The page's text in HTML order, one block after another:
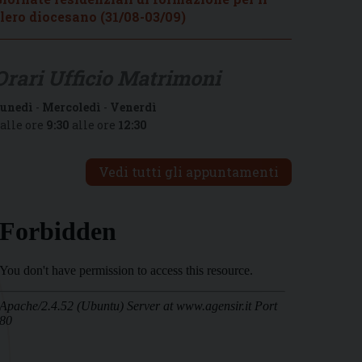
diocesano (31/08-03/09)
- Mercoledì - Venerdì
ore 9:30 alle ore 12:30
Vedi tutti gli appuntamenti